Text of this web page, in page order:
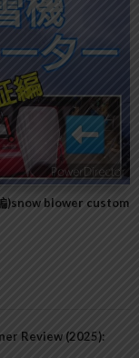
)snow blower custom
Review (2025):